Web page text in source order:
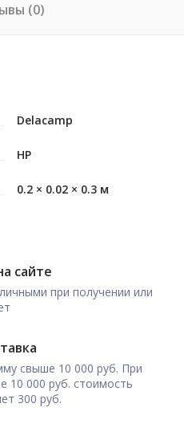
(0)
Delacamp
HP
0.2 × 0.02 × 0.3 м
сайте
при получении или
свыше 10 000 руб. При
10 000 руб. стоимость
300 руб.